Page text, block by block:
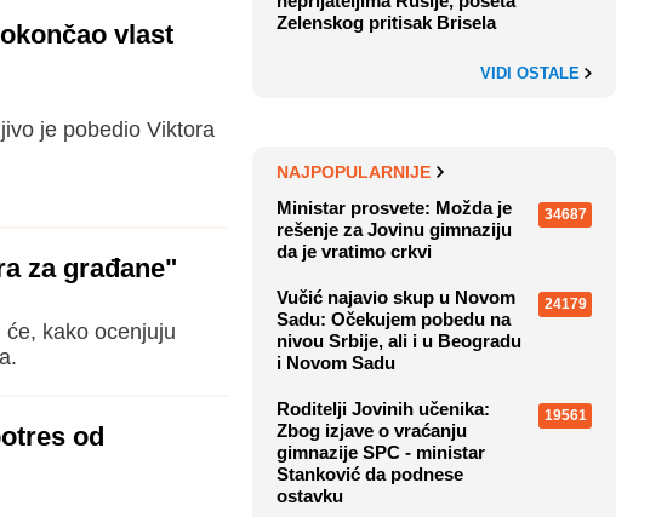
vlast
je pobedio Viktora
za građane"
kako ocenjuju
od
Zelenskog pritisak Brisela
VIDI OSTALE
NAJPOPULARNIJE
Ministar prosvete: Možda je
rešenje za Jovinu gimnaziju
da je vratimo crkvi
34687
Vučić najavio skup u Novom
Sadu: Očekujem pobedu na
nivou Srbije, ali i u Beogradu
i Novom Sadu
24179
Roditelji Jovinih učenika:
Zbog izjave o vraćanju
gimnazije SPC - ministar
Stanković da podnese
ostavku
19561